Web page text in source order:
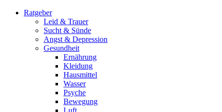
Ratgeber
Leid & Trauer
Sucht & Sünde
Angst & Depression
Gesundheit
Ernährung
Kleidung
Hausmittel
Wasser
Psyche
Bewegung
Luft